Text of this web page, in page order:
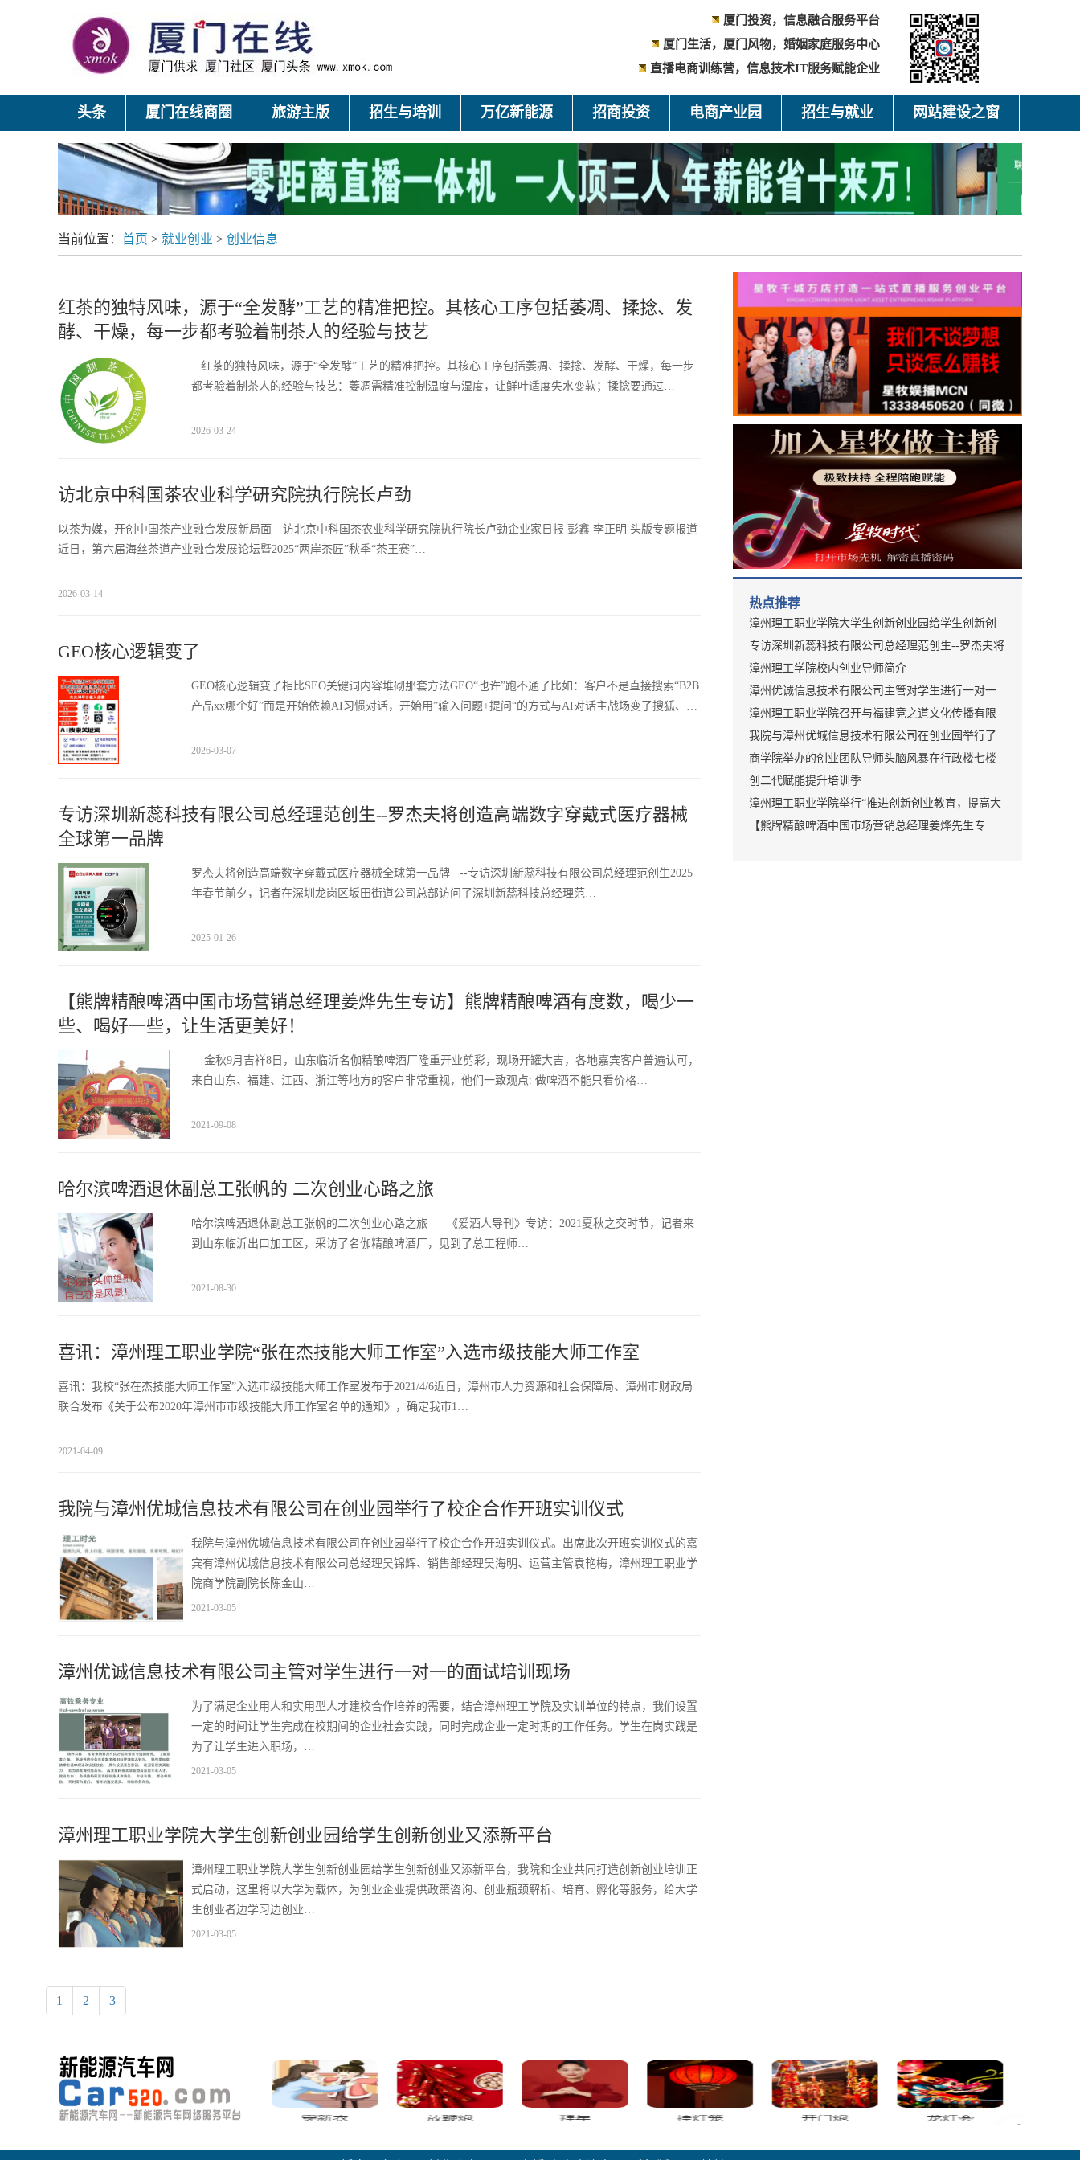
厦门投资，信息融合服务平台
厦门生活，厦门风物，婚姻家庭服务中心
直播电商训练营，信息技术IT服务赋能企业
头条 厦门在线商圈 旅游主版 招生与培训 万亿新能源 招商投资 电商产业园 招生与就业 网站建设之窗
当前位置： 首页 > 就业创业 > 创业信息
红茶的独特风味，源于“全发酵”工艺的精准把控。其核心工序包括萎凋、揉捻、发
酵、干燥，每一步都考验着制茶人的经验与技艺
红茶的独特风味，源于“全发酵”工艺的精准把控。其核心工序包括萎凋、揉捻、发酵、干燥，每一步
都考验着制茶人的经验与技艺：萎凋需精准控制温度与湿度，让鲜叶适度失水变软；揉捻要通过…
2026-03-24
访北京中科国茶农业科学研究院执行院长卢劲
以茶为媒，开创中国茶产业融合发展新局面—访北京中科国茶农业科学研究院执行院长卢劲企业家日报 彭鑫 李正明 头版专题报道
近日，第六届海丝茶道产业融合发展论坛暨2025“两岸茶匠”秋季“茶王赛”…
2026-03-14
​GEO核心逻辑变了
GEO核心逻辑变了相比SEO关键词内容堆砌那套方法GEO“也许”跑不通了比如：客户不是直接搜索“B2B
产品xx哪个好”而是开始依赖AI习惯对话，开始用”输入问题+提问“的方式与AI对话主战场变了搜狐、…
2026-03-07
专访深圳新蕊科技有限公司总经理范创生--罗杰夫将创造高端数字穿戴式医疗器械
全球第一品牌
罗杰夫将创造高端数字穿戴式医疗器械全球第一品牌 --专访深圳新蕊科技有限公司总经理范创生2025
年春节前夕，记者在深圳龙岗区坂田街道公司总部访问了深圳新蕊科技总经理范…
2025-01-26
【熊牌精酿啤酒中国市场营销总经理姜烨先生专访】熊牌精酿啤酒有度数，喝少一
些、喝好一些，让生活更美好！
金秋9月吉祥8日，山东临沂名伽精酿啤酒厂隆重开业剪彩，现场开罐大吉，各地嘉宾客户普遍认可，
来自山东、福建、江西、浙江等地方的客户非常重视，他们一致观点: 做啤酒不能只看价格…
2021-09-08
哈尔滨啤酒退休副总工张帆的 二次创业心路之旅
哈尔滨啤酒退休副总工张帆的二次创业心路之旅 《爱酒人导刊》专访：2021夏秋之交时节，记者来
到山东临沂出口加工区，采访了名伽精酿啤酒厂，见到了总工程师…
2021-08-30
喜讯：漳州理工职业学院“张在杰技能大师工作室”入选市级技能大师工作室
喜讯：我校“张在杰技能大师工作室”入选市级技能大师工作室发布于2021/4/6近日，漳州市人力资源和社会保障局、漳州市财政局
联合发布《关于公布2020年漳州市市级技能大师工作室名单的通知》，确定我市1…
2021-04-09
我院与漳州优城信息技术有限公司在创业园举行了校企合作开班实训仪式
我院与漳州优城信息技术有限公司在创业园举行了校企合作开班实训仪式。出席此次开班实训仪式的嘉
宾有漳州优城信息技术有限公司总经理吴锦辉、销售部经理吴海明、运营主管袁艳梅，漳州理工职业学
院商学院副院长陈金山…
2021-03-05
漳州优诚信息技术有限公司主管对学生进行一对一的面试培训现场
为了满足企业用人和实用型人才建校合作培养的需要，结合漳州理工学院及实训单位的特点，我们设置
一定的时间让学生完成在校期间的企业社会实践，同时完成企业一定时期的工作任务。学生在岗实践是
为了让学生进入职场，…
2021-03-05
漳州理工职业学院大学生创新创业园给学生创新创业又添新平台
漳州理工职业学院大学生创新创业园给学生创新创业又添新平台，我院和企业共同打造创新创业培训正
式启动，这里将以大学为载体，为创业企业提供政策咨询、创业瓶颈解析、培育、孵化等服务，给大学
生创业者边学习边创业…
2021-03-05
1 2 3
热点推荐
漳州理工职业学院大学生创新创业园给学生创新创
业又添新平台
专访深圳新蕊科技有限公司总经理范创生--罗杰夫将
创造高端数字穿戴式医疗器械全球第一品牌
漳州理工学院校内创业导师简介
漳州优诚信息技术有限公司主管对学生进行一对一
的面试培训现场
漳州理工职业学院召开与福建竞之道文化传播有限
公司的合作办学研讨会，签订了校企合作协议
我院与漳州优城信息技术有限公司在创业园举行了
校企合作开班实训仪式
商学院举办的创业团队导师头脑风暴在行政楼七楼
拉开帷幕
创二代赋能提升培训季
漳州理工职业学院举行“推进创新创业教育，提高大
学生创业意识，加快创新创业园建设”专题讲座
【熊牌精酿啤酒中国市场营销总经理姜烨先生专